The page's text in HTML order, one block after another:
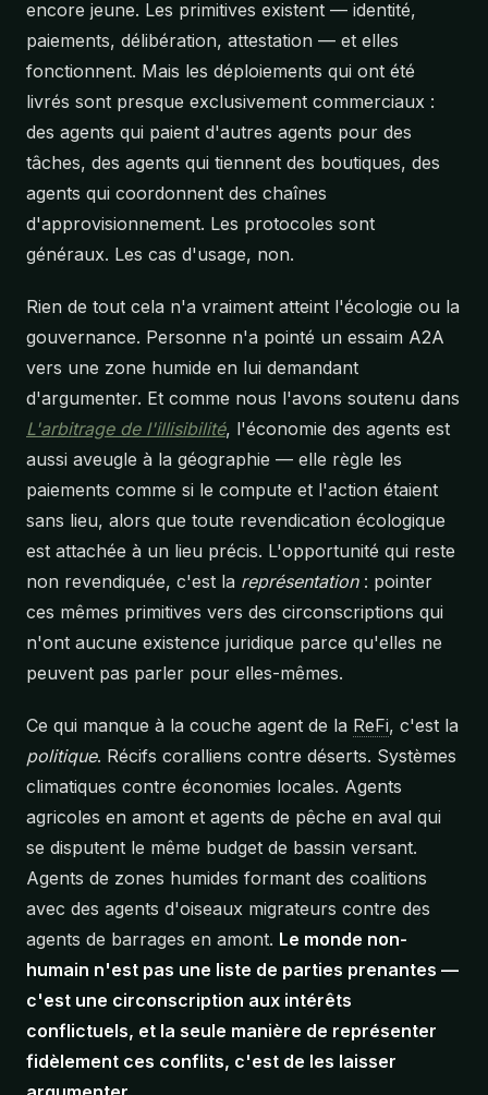
encore jeune. Les primitives existent — identité,
paiements, délibération, attestation — et elles
fonctionnent. Mais les déploiements qui ont été
livrés sont presque exclusivement commerciaux :
des agents qui paient d'autres agents pour des
tâches, des agents qui tiennent des boutiques, des
agents qui coordonnent des chaînes
d'approvisionnement. Les protocoles sont
généraux. Les cas d'usage, non.
Rien de tout cela n'a vraiment atteint l'écologie ou la
gouvernance. Personne n'a pointé un essaim A2A
vers une zone humide en lui demandant
d'argumenter. Et comme nous l'avons soutenu dans
L'arbitrage de l'illisibilité, l'économie des agents est
aussi aveugle à la géographie — elle règle les
paiements comme si le compute et l'action étaient
sans lieu, alors que toute revendication écologique
est attachée à un lieu précis. L'opportunité qui reste
non revendiquée, c'est la représentation: pointer
ces mêmes primitives vers des circonscriptions qui
n'ont aucune existence juridique parce qu'elles ne
peuvent pas parler pour elles-mêmes.
Ce qui manque à la couche agent de la ReFi, c'est la
politique. Récifs coralliens contre déserts. Systèmes
climatiques contre économies locales. Agents
agricoles en amont et agents de pêche en aval qui
se disputent le même budget de bassin versant.
Agents de zones humides formant des coalitions
avec des agents d'oiseaux migrateurs contre des
agents de barrages en amont. Le monde non-
humain n'est pas une liste de parties prenantes —
c'est une circonscription aux intérêts
conflictuels, et la seule manière de représenter
fidèlement ces conflits, c'est de les laisser